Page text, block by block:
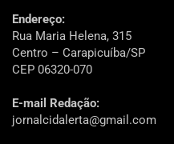
Endereço:
Rua Maria Helena, 315
Centro – Carapicuíba/SP
CEP 06320-070
E-mail Redação:
jornalcidalerta@gmail.com